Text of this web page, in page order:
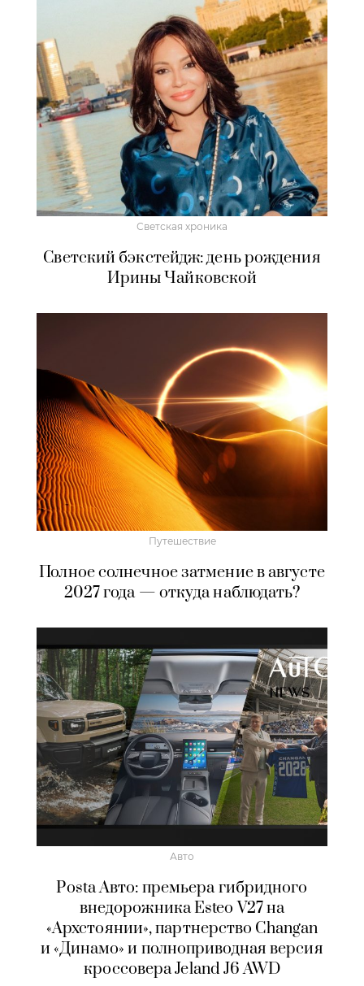
Светская хроника
Светский бэкстейдж: день рождения
Ирины Чайковской
Путешествие
Полное солнечное затмение в августе
2027 года — откуда наблюдать?
Авто
Posta Авто: премьера гибридного
внедорожника Esteo V27 на
«Архстоянии», партнерство Changan
и «Динамо» и полноприводная версия
кроссовера Jeland J6 AWD